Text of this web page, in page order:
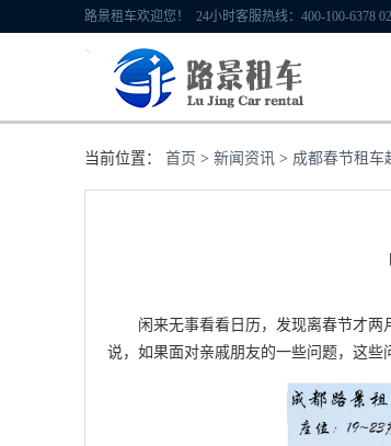
路景租车欢迎您！ 24小时客服热线：400-100-6378
当前位置： 首页 > 新闻资讯 > 成都春节租车
闲来无事看看日历，发现离春节才两
说，如果面对亲戚朋友的一些问题，这些